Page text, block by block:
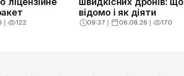
❘ 122
відомо і як діяти
09:37 ❘ 06.08.26 ❘ 170